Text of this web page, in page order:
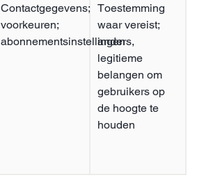
Contactgegevens;
voorkeuren;
abonnementsinstellingen
Toestemming
waar vereist;
anders,
legitieme
belangen om
gebruikers op
de hoogte te
houden